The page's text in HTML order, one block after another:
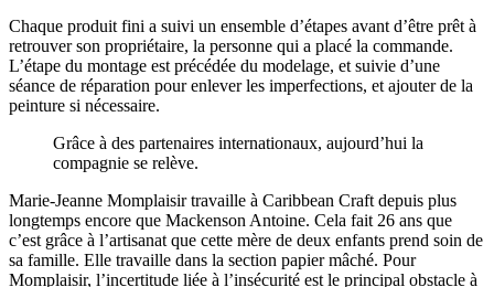
Chaque produit fini a suivi un ensemble d’étapes avant d’être prêt à
retrouver son propriétaire, la personne qui a placé la commande.
L’étape du montage est précédée du modelage, et suivie d’une
séance de réparation pour enlever les imperfections, et ajouter de la
peinture si nécessaire.
Grâce à des partenaires internationaux, aujourd’hui la
compagnie se relève.
Marie-Jeanne Momplaisir travaille à Caribbean Craft depuis plus
longtemps encore que Mackenson Antoine. Cela fait 26 ans que
c’est grâce à l’artisanat que cette mère de deux enfants prend soin de
sa famille. Elle travaille dans la section papier mâché. Pour
Momplaisir, l’incertitude liée à l’insécurité est le principal obstacle à